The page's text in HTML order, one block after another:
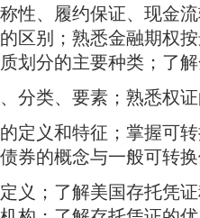
性、履约保证、现金
区别；熟悉金融期权
划分的主要种类；了
类、要素；熟悉权证
义和特征；掌握可转
券的概念与一般可转
；了解美国存托凭证